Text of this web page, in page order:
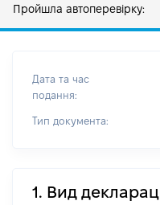
Пройшла автоперевірку:
Дата та час
подання:
Тип документа:
1. Вид